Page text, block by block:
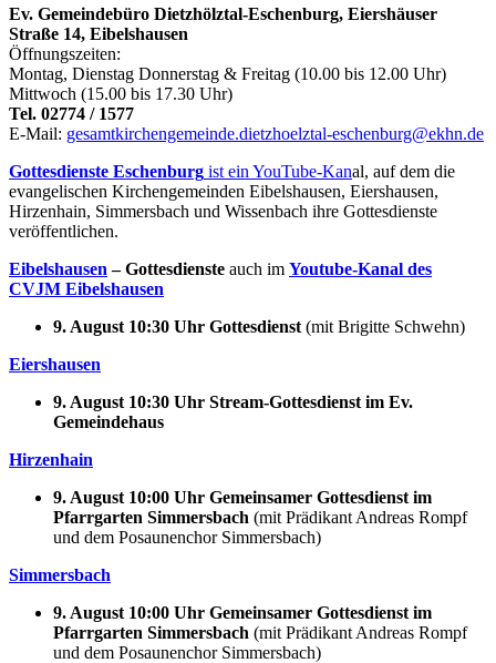
Ev. Gemeindebüro Dietzhölztal-Eschenburg, Eiershäuser
Straße 14, Eibelshausen
Öffnungszeiten:
Montag, Dienstag Donnerstag & Freitag (10.00 bis 12.00 Uhr)
Mittwoch (15.00 bis 17.30 Uhr)
Tel. 02774 / 1577
E-Mail: gesamtkirchengemeinde.dietzhoelztal-eschenburg@ekhn.de
Gottesdienste Eschenburg ist ein YouTube-Kanal, auf dem die
evangelischen Kirchengemeinden Eibelshausen, Eiershausen,
Hirzenhain, Simmersbach und Wissenbach ihre Gottesdienste
veröffentlichen.
Eibelshausen –Gottesdienste auch im Youtube-Kanal des
CVJM Eibelshausen
9. August 10:30 Uhr Gottesdienst (mit Brigitte Schwehn)
Eiershausen
9. August 10:30 Uhr Stream-Gottesdienst im Ev.
Gemeindehaus
Hirzenhain
9. August 10:00 Uhr Gemeinsamer Gottesdienst im
Pfarrgarten Simmersbach (mit Prädikant Andreas Rompf
und dem Posaunenchor Simmersbach)
Simmersbach
9. August 10:00 Uhr Gemeinsamer Gottesdienst im
Pfarrgarten Simmersbach (mit Prädikant Andreas Rompf
und dem Posaunenchor Simmersbach)